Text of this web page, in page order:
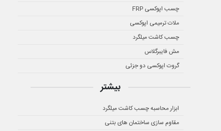
چسب اپوکسی FRP
ملات ترمیمی اپوکسی
چسب کاشت میلگرد
مش فایبرگلاس
گروت اپوکسی دو جزئی
بیشتر
ابزار محاسبه چسب کاشت میلگرد
مقاوم سازی ساختمان های بتنی